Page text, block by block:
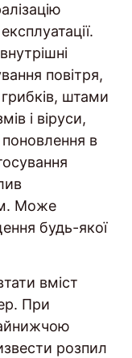
повітря,
штами
і віруси,
в
Може
будь-якої
вміст
При
розпил